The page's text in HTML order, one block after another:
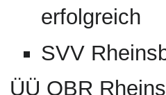
erfolgreich
SVV
ÜÜ OBR